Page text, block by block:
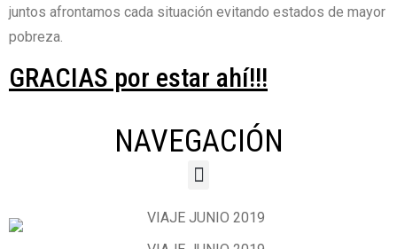
juntos afrontamos cada situación evitando estados de mayor
pobreza.
GRACIAS por estar ahí!!!
NAVEGACIÓN